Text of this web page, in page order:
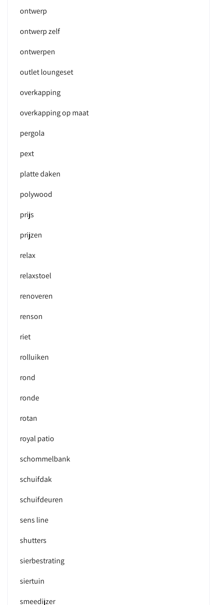
ontwerp
ontwerp zelf
ontwerpen
outlet loungeset
overkapping
overkapping op maat
pergola
pext
platte daken
polywood
prijs
prijzen
relax
relaxstoel
renoveren
renson
riet
rolluiken
rond
ronde
rotan
royal patio
schommelbank
schuifdak
schuifdeuren
sens line
shutters
sierbestrating
siertuin
smeedijzer